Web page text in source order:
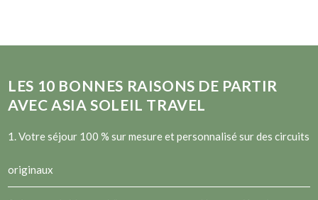
LES 10 BONNES RAISONS DE PARTIR
AVEC ASIA SOLEIL TRAVEL
1. Votre séjour 100 % sur mesure et personnalisé sur des circuits
originaux